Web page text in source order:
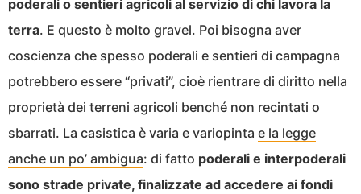
poderali o sentieri agricoli al servizio di chi lavora la
terra. E questo è molto gravel. Poi bisogna aver
coscienza che spesso poderali e sentieri di campagna
potrebbero essere “privati”, cioè rientrare di diritto nella
proprietà dei terreni agricoli benché non recintati o
sbarrati. La casistica è varia e variopinta e la legge
anche un po’ ambigua: di fatto poderali e interpoderali
sono strade private, finalizzate ad accedere ai fondi